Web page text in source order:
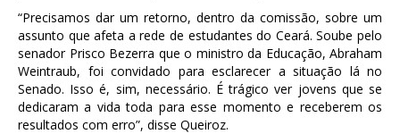
“Precisamos dar um retorno, dentro da comissão, sobre um
assunto que afeta a rede de estudantes do Ceará. Soube pelo
senador Prisco Bezerra que o ministro da Educação, Abraham
Weintraub, foi convidado para esclarecer a situação lá no
Senado. Isso é, sim, necessário. É trágico ver jovens que se
dedicaram a vida toda para esse momento e receberem os
resultados com erro”, disse Queiroz.